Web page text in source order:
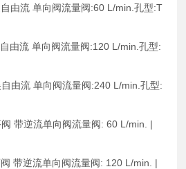
由流 单向阀流量阀:60 L/min.孔型:T
由流 单向阀流量阀:120 L/min.孔型:
由流 单向阀流量阀:240 L/min.孔型:
带逆流单向阀流量阀: 60 L/min. |
带逆流单向阀流量阀: 120 L/min. |